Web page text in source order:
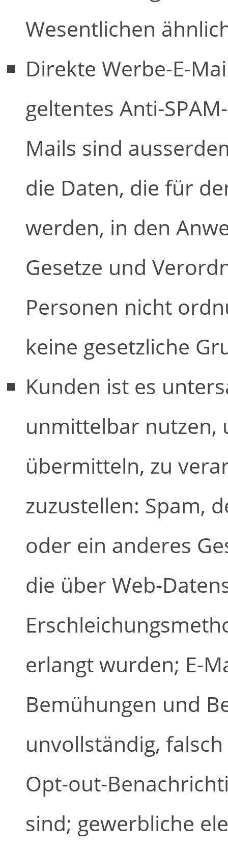
Wesentlichen
Direkte Werbe-E-
geltentes Anti-
Mails sind
die Daten, die für
werden, in den
Gesetze und
Personen nicht
keine gesetzliche
Kunden ist es
unmittelbar nutzen,
übermitteln, zu
zuzustellen: Spam,
oder ein anderes
die über Web-
erlangt wurden; E-
Bemühungen und
unvollständig,
Opt-out-
sind; gewerbliche